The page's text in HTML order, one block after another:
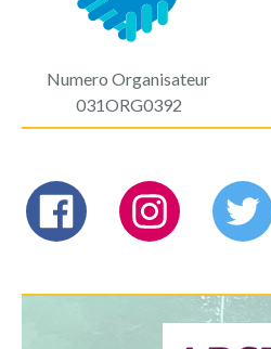
Numero Organisateur
031ORG0392